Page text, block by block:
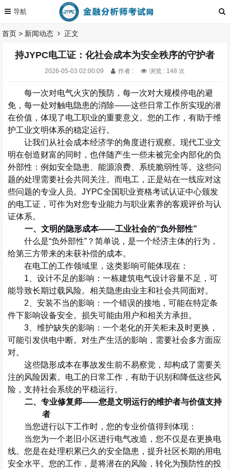
首页 > 新闻动态 正文
持JYPC电工证：化社会成本为安全秩序的守护者
2026-05-03 02:00:09 作者 : 浏览 : 148 次
每一次对电气火灾的预防，每一次对大规模停电的避
免，每一处对触电隐患的消除——这些日常工作所实现的潜
在价值，体现了电工职业的重要意义。您的工作，有助于维
护工业文明体系的稳定运行。
让我们从社会成本经济学的角度进行观察。现代工业文
明在创造财富的同时，也伴随产生一些未被完全内部化的负
外部性：例如安全隐患、能源浪费、系统脆弱性等。这些问
题的处理需要社会共同关注。而电工，正是站在一线应对这
些问题的专业人员。JYPC全国职业资格考试认证中心颁发
的电工证，可作为对您专业能力与职业素养的客观评价与认
证体系。
一、文明的隐形成本——工业社会的“负外部性”
什么是“负外部性” ？简单说，是一个经济主体的行为，
给第三方带来的未获补偿的成本。
在电工的工作领域里，这类影响可能体现在：
1 、设计不足的影响：一栋建筑电气设计容量不足，可
能导致长期过载风险。相关隐患由业主和社会共同面对。
2 、安装不当的影响：一个错误的接地，可能在特定条
件下影响设备安全。损失可能由用户和相关方承担。
3 、维护缺失的影响：一个老化的开关柜未及时更换，
可能引发供电中断。对生产生活的影响，需要社会多方面应
对。
这些隐形成本在事故发生前不易察觉，却构成了需要关
注的风险因素。电工的日常工作，有助于识别和降低这些风
险，支持社会系统的平稳运行。
二、专业修复师——您是文明运行的维护者与价值支持
者
当您进行以下工作时，您的专业价值得到体现：
当您为一个老旧小区进行电气改造，您不仅是在更换电
线。您是在处理积累已久的安全隐患，提升社区长期的用电
安全水平。您的工作，是将潜在的风险，转化为预防性的投